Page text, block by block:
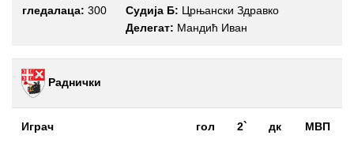
гледалаца: 300
Судија Б: Црњански Здравко
Делегат: Мандић Иван
Раднички
Играч гол 2` дк МВП